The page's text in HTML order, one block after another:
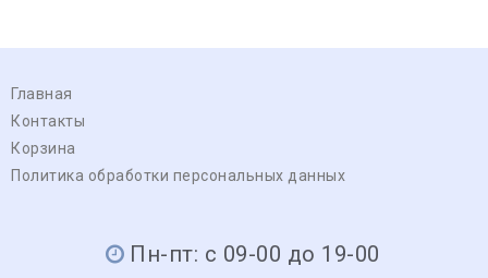
Главная
Контакты
Корзина
Политика обработки персональных данных
Пн-пт: с 09-00 до 19-00